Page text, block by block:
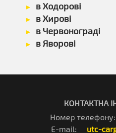
в Ходорові
в Хирові
в Червонограді
в Яворові
КОНТАКТНА
Номер телефону:
E-mail: utc-